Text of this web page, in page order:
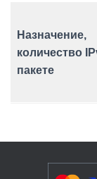
Назначение,
количество
пакете